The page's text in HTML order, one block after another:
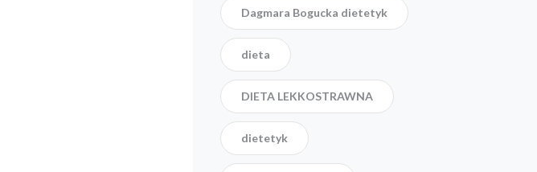
Dagmara Bogucka dietetyk
dieta
DIETA LEKKOSTRAWNA
dietetyk